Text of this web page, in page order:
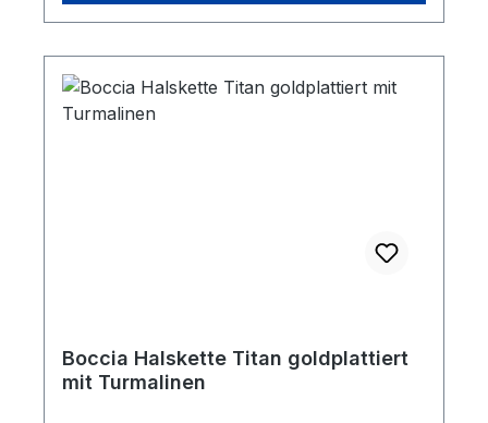
Boccia Halskette Titan goldplattiert
mit Turmalinen